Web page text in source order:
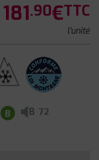
181.90€TTC
l'unité
B B 72